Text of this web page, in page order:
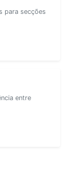
para secções
entre